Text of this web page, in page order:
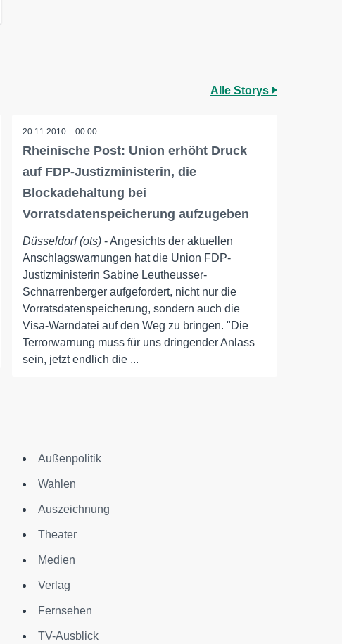
Alle Storys
20.11.2010 – 00:00
Rheinische Post: Union erhöht Druck
auf FDP-Justizministerin, die
Blockadehaltung bei
Vorratsdatenspeicherung aufzugeben
Düsseldorf (ots) - Angesichts der aktuellen
Anschlagswarnungen hat die Union FDP-
Justizministerin Sabine Leutheusser-
Schnarrenberger aufgefordert, nicht nur die
Vorratsdatenspeicherung, sondern auch die
Visa-Warndatei auf den Weg zu bringen. "Die
Terrorwarnung muss für uns dringender Anlass
sein, jetzt endlich die ...
Außenpolitik
Wahlen
Auszeichnung
Theater
Medien
Verlag
Fernsehen
TV-Ausblick